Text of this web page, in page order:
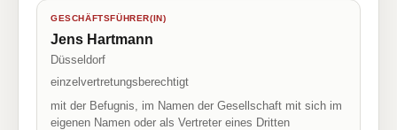
GESCHÄFTSFÜHRER(IN)
Jens Hartmann
Düsseldorf
einzelvertretungsberechtigt
mit der Befugnis, im Namen der Gesellschaft mit sich im
eigenen Namen oder als Vertreter eines Dritten